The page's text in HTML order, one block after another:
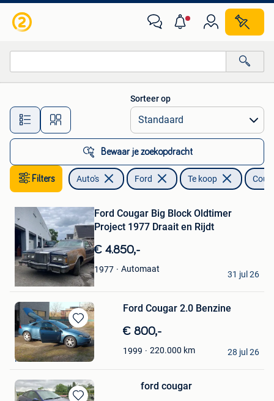
Alle afstanden…
Sorteer op
Bewaar je zoekopdracht
Filters Auto's Ford Te koop
in
Mijn
Favorieten
Ford Cougar Big Block Oldtimer
Project 1977 Draait en Rijdt
€ 4.850,-
1977 Automaat
Autohandel X
Wetteren
31 jul 26
Bewaren
in
Mijn
Favorieten
Ford Cougar 2.0 Benzine
€ 800,-
1999 220.000 km
Anat
Kruisem
28 jul 26
ford cougar